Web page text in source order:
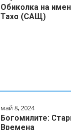
Обиколка на
Тахо (САЩ)
май 8, 2024
Богомилите:
Времена